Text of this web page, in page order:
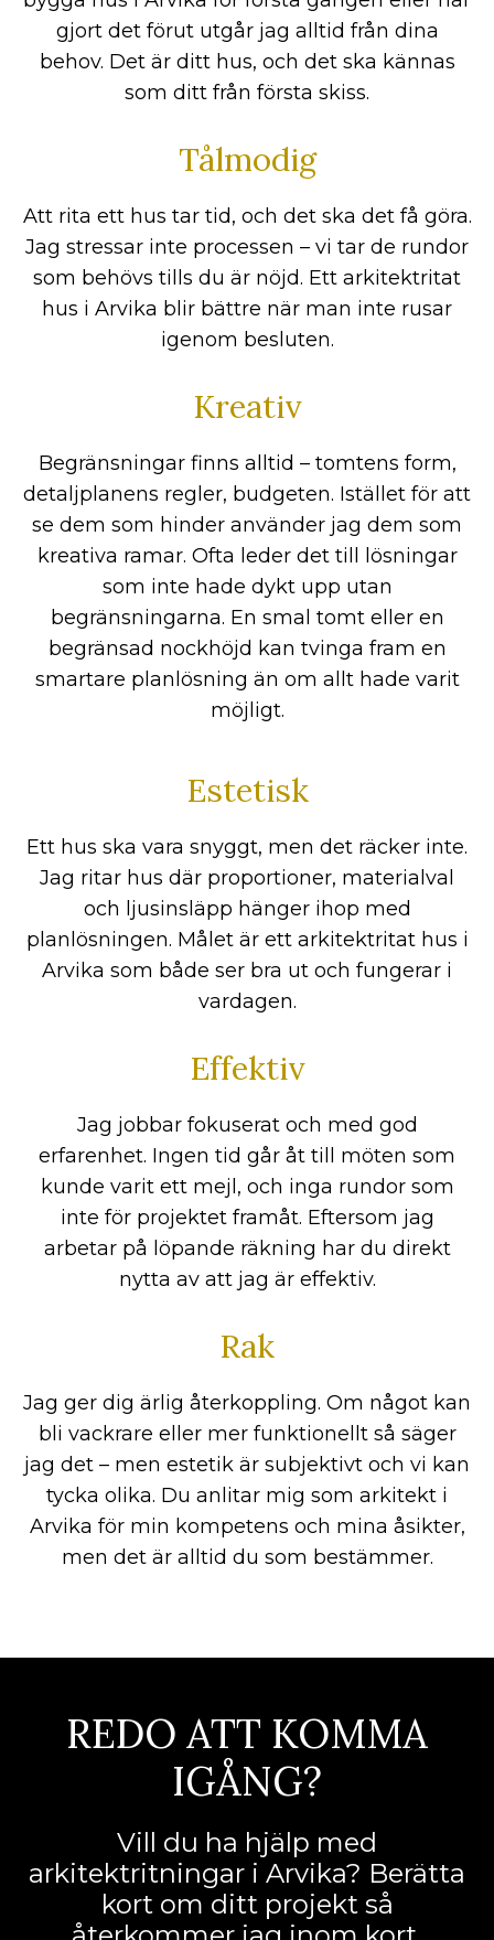
gjort det förut utgår jag alltid från dina
behov. Det är ditt hus, och det ska kännas
som ditt från första skiss.
Tålmodig
Att rita ett hus tar tid, och det ska det få göra.
Jag stressar inte processen – vi tar de rundor
som behövs tills du är nöjd. Ett arkitektritat
hus i Arvika blir bättre när man inte rusar
igenom besluten.
Kreativ
Begränsningar finns alltid – tomtens form,
detaljplanens regler, budgeten. Istället för att
se dem som hinder använder jag dem som
kreativa ramar. Ofta leder det till lösningar
som inte hade dykt upp utan
begränsningarna. En smal tomt eller en
begränsad nockhöjd kan tvinga fram en
smartare planlösning än om allt hade varit
möjligt.
Estetisk
Ett hus ska vara snyggt, men det räcker inte.
Jag ritar hus där proportioner, materialval
och ljusinsläpp hänger ihop med
planlösningen. Målet är ett arkitektritat hus i
Arvika som både ser bra ut och fungerar i
vardagen.
Effektiv
Jag jobbar fokuserat och med god
erfarenhet. Ingen tid går åt till möten som
kunde varit ett mejl, och inga rundor som
inte för projektet framåt. Eftersom jag
arbetar på löpande räkning har du direkt
nytta av att jag är effektiv.
Rak
Jag ger dig ärlig återkoppling. Om något kan
bli vackrare eller mer funktionellt så säger
jag det – men estetik är subjektivt och vi kan
tycka olika. Du anlitar mig som arkitekt i
Arvika för min kompetens och mina åsikter,
men det är alltid du som bestämmer.
REDO ATT KOMMA
IGÅNG?
Vill du ha hjälp med
arkitektritningar i Arvika? Berätta
kort om ditt projekt så